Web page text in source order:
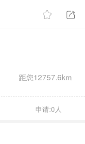
距您12757.6km
申请:0人